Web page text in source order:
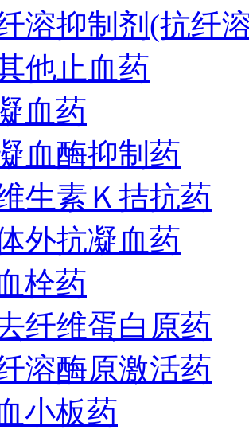
溶抑制剂(抗纤
他止血药
血药
血酶抑制药
生素Ｋ拮抗药
外抗凝血药
栓药
纤维蛋白原药
溶酶原激活药
小板药